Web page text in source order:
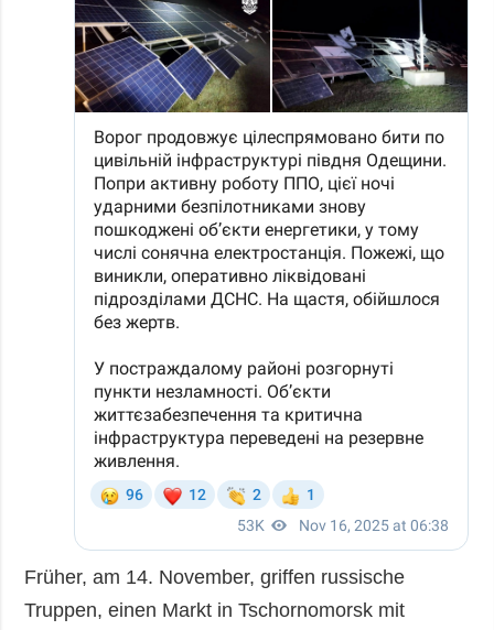
Früher, am 14. November, griffen russische
Truppen, einen Markt in Tschornomorsk mit